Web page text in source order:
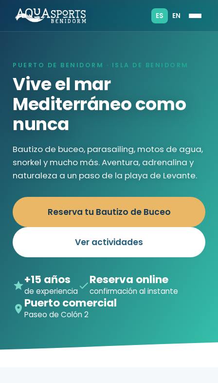
ES EN
PUERTO DE BENIDORM · ISLA DE BENIDORM
Vive el mar
Mediterráneo como
nunca
Bautizo de buceo, parasailing, motos de agua,
snorkel y mucho más. Aventura, adrenalina y
naturaleza a un paso de la playa de Levante.
Reserva tu Bautizo de Buceo
Ver actividades
+15 años
de experiencia
Reserva online
confirmación al instante
Puerto comercial
Paseo de Colón 2